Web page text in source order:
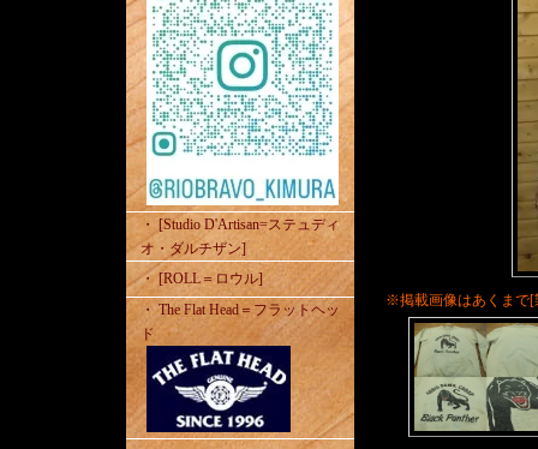
・ [Studio D'Artisan=ステュディ
オ・ダルチザン]
・ [ROLL＝ロウル]
・ The Flat Head＝フラットヘッ
ド
※掲載画像はあくまで[